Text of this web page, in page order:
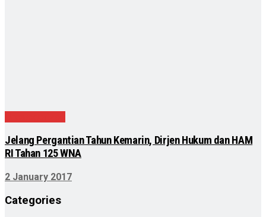
Jelang Pergantian Tahun Kemarin, Dirjen Hukum dan HAM
RI Tahan 125 WNA
2 January 2017
Categories